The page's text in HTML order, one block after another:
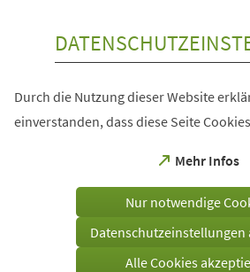
Durch die Nutzung dieser Website
einverstanden, dass diese Seite
Mehr Infos
(Öffnet
einem
Tab)
Nur notwendige
Datenschutzeinstellungen
Alle Cookies